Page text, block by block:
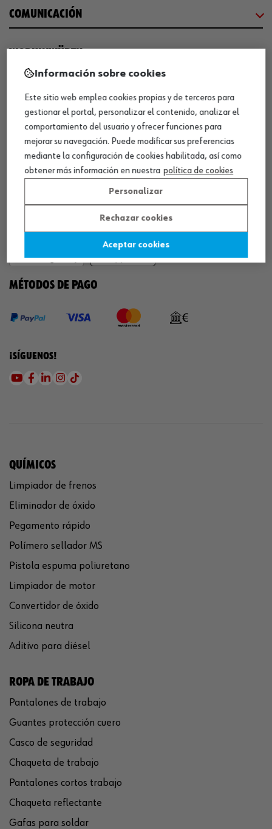
COMUNICACIÓN
NUESTROS CERTIFICADOS
¡WÜRTH EMPRESA SOLIDARIA!
¡DESCARGA NUESTRA APP!
MÉTODOS DE PAGO
¡SÍGUENOS!
QUÍMICOS
Limpiador de frenos
Eliminador de óxido
Pegamento rápido
Polímero sellador MS
Pistola espuma poliuretano
Limpiador de motor
Convertidor de óxido
Silicona neutra
Aditivo para diésel
ROPA DE TRABAJO
Pantalones de trabajo
Guantes protección cuero
Casco de seguridad
Chaqueta de trabajo
Pantalones cortos trabajo
Chaqueta reflectante
Gafas para soldar
Información sobre cookies
Este sitio web emplea cookies propias y de terceros para
gestionar el portal, personalizar el contenido, analizar el
comportamiento del usuario y ofrecer funciones para
mejorar su navegación. Puede modificar sus preferencias
mediante la configuración de cookies habilitada, así como
obtener más información en nuestra política de cookies
Personalizar
Rechazar cookies
Aceptar cookies